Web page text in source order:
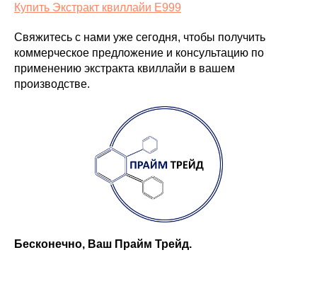
Купить Экстракт квиллайи E999
Свяжитесь с нами уже сегодня, чтобы получить
коммерческое предложение и консультацию по
применению экстракта квиллайи в вашем
производстве.
Бесконечно, Ваш Прайм Трейд.